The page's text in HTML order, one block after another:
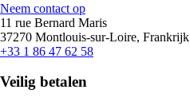
Neem contact op
11 rue Bernard Maris
37270 Montlouis-sur-Loire, Frankrijk
+33 1 86 47 62 58
Veilig betalen